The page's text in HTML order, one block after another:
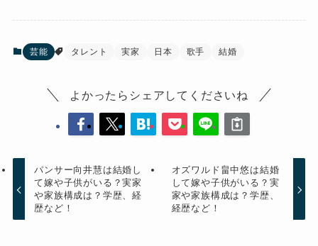
芸能 タレント 実家 日本 歌手 結婚
よかったらシェアしてくださいね
パンサー向井慧は結婚し
て嫁や子供がいる？実家
や家族構成は？学歴、経
歴など！
オズワルド畠中悠は結婚
して嫁や子供がいる？実
家や家族構成は？学歴、
経歴など！